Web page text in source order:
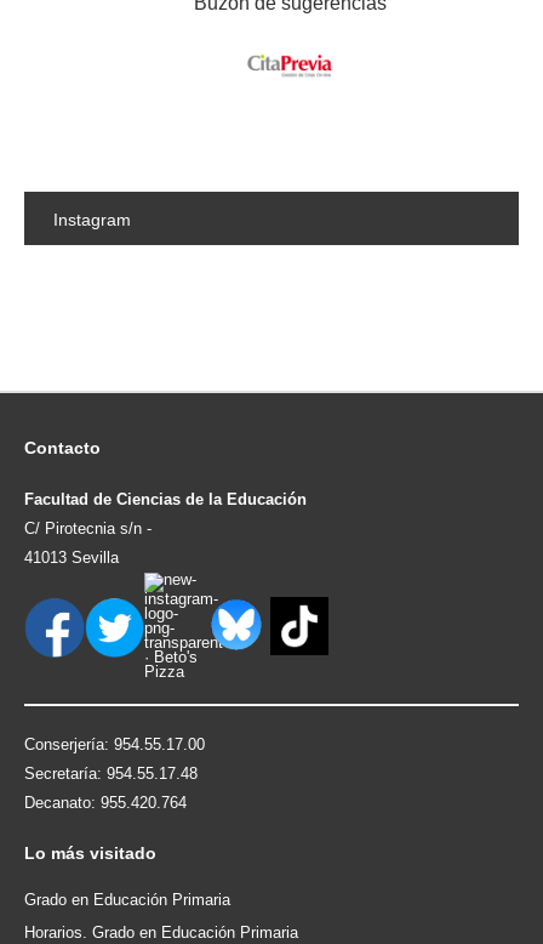
Instagram
Contacto
Facultad de Ciencias de la Educación
C/ Pirotecnia s/n -
41013 Sevilla
Conserjería: 954.55.17.00
Secretaría: 954.55.17.48
Decanato: 955.420.764
Lo más visitado
Grado en Educación Primaria
Horarios. Grado en Educación Primaria